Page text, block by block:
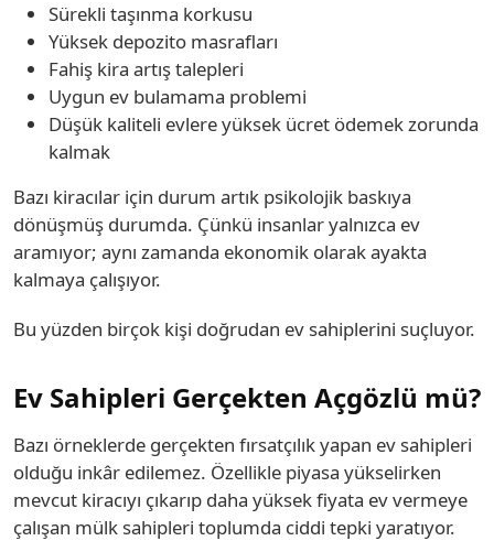
Sürekli taşınma korkusu
Yüksek depozito masrafları
Fahiş kira artış talepleri
Uygun ev bulamama problemi
Düşük kaliteli evlere yüksek ücret ödemek zorunda
kalmak
Bazı kiracılar için durum artık psikolojik baskıya
dönüşmüş durumda. Çünkü insanlar yalnızca ev
aramıyor; aynı zamanda ekonomik olarak ayakta
kalmaya çalışıyor.
Bu yüzden birçok kişi doğrudan ev sahiplerini suçluyor.
Ev Sahipleri Gerçekten Açgözlü mü?
Bazı örneklerde gerçekten fırsatçılık yapan ev sahipleri
olduğu inkâr edilemez. Özellikle piyasa yükselirken
mevcut kiracıyı çıkarıp daha yüksek fiyata ev vermeye
çalışan mülk sahipleri toplumda ciddi tepki yaratıyor.